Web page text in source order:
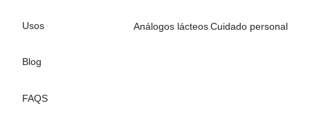
Usos
Blog
FAQS
Análogos lácteos Cuidado personal